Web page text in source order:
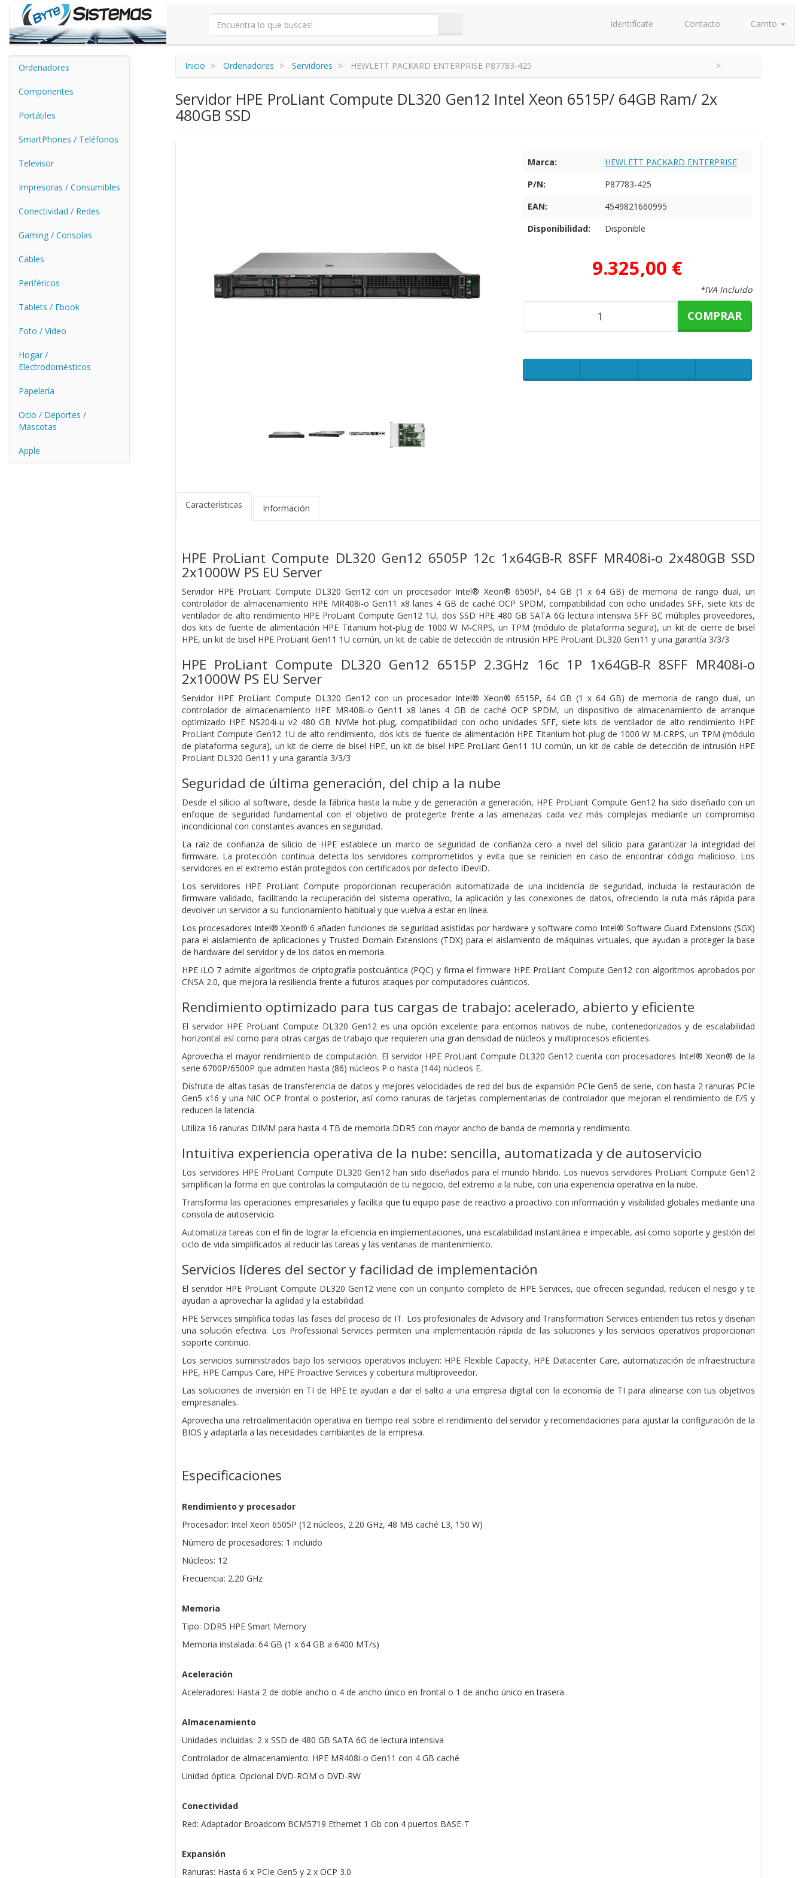
Identifícate Contacto Carrito
Ordenadores
Componentes
Portátiles
SmartPhones / Teléfonos
Televisor
Impresoras / Consumibles
Conectividad / Redes
Gaming / Consolas
Cables
Periféricos
Tablets / Ebook
Foto / Video
Hogar /
Electrodomésticos
Papelería
Ocio / Deportes /
Mascotas
Apple
Inicio Ordenadores Servidores HEWLETT PACKARD ENTERPRISE P87783-425
Servidor HPE ProLiant Compute DL320 Gen12 Intel Xeon 6515P/ 64GB Ram/ 2x
480GB SSD
Marca:
HEWLETT PACKARD ENTERPRISE
P/N:
P87783-425
EAN:
4549821660995
Disponibilidad:
Disponible
9.325,00 €
*IVA Incluido
COMPRAR
Características Información
HPE ProLiant Compute DL320 Gen12 6505P 12c 1x64GB‑R 8SFF MR408i‑o 2x480GB SSD
2x1000W PS EU Server
Servidor HPE ProLiant Compute DL320 Gen12 con un procesador Intel® Xeon® 6505P, 64 GB (1 x 64 GB) de memoria de rango dual, un
controlador de almacenamiento HPE MR408i-o Gen11 x8 lanes 4 GB de caché OCP SPDM, compatibilidad con ocho unidades SFF, siete kits de
ventilador de alto rendimiento HPE ProLiant Compute Gen12 1U, dos SSD HPE 480 GB SATA 6G lectura intensiva SFF BC múltiples proveedores,
dos kits de fuente de alimentación HPE Titanium hot-plug de 1000 W M-CRPS, un TPM (módulo de plataforma segura), un kit de cierre de bisel
HPE, un kit de bisel HPE ProLiant Gen11 1U común, un kit de cable de detección de intrusión HPE ProLiant DL320 Gen11 y una garantía 3/3/3
HPE ProLiant Compute DL320 Gen12 6515P 2.3GHz 16c 1P 1x64GB‑R 8SFF MR408i‑o
2x1000W PS EU Server
Servidor HPE ProLiant Compute DL320 Gen12 con un procesador Intel® Xeon® 6515P, 64 GB (1 x 64 GB) de memoria de rango dual, un
controlador de almacenamiento HPE MR408i-o Gen11 x8 lanes 4 GB de caché OCP SPDM, un dispositivo de almacenamiento de arranque
optimizado HPE NS204i-u v2 480 GB NVMe hot-plug, compatibilidad con ocho unidades SFF, siete kits de ventilador de alto rendimiento HPE
ProLiant Compute Gen12 1U de alto rendimiento, dos kits de fuente de alimentación HPE Titanium hot-plug de 1000 W M-CRPS, un TPM (módulo
de plataforma segura), un kit de cierre de bisel HPE, un kit de bisel HPE ProLiant Gen11 1U común, un kit de cable de detección de intrusión HPE
ProLiant DL320 Gen11 y una garantía 3/3/3
Seguridad de última generación, del chip a la nube
Desde el silicio al software, desde la fábrica hasta la nube y de generación a generación, HPE ProLiant Compute Gen12 ha sido diseñado con un
enfoque de seguridad fundamental con el objetivo de protegerte frente a las amenazas cada vez más complejas mediante un compromiso
incondicional con constantes avances en seguridad.
La raíz de confianza de silicio de HPE establece un marco de seguridad de confianza cero a nivel del silicio para garantizar la integridad del
firmware. La protección continua detecta los servidores comprometidos y evita que se reinicien en caso de encontrar código malicioso. Los
servidores en el extremo están protegidos con certificados por defecto IDevID.
Los servidores HPE ProLiant Compute proporcionan recuperación automatizada de una incidencia de seguridad, incluida la restauración de
firmware validado, facilitando la recuperación del sistema operativo, la aplicación y las conexiones de datos, ofreciendo la ruta más rápida para
devolver un servidor a su funcionamiento habitual y que vuelva a estar en línea.
Los procesadores Intel® Xeon® 6 añaden funciones de seguridad asistidas por hardware y software como Intel® Software Guard Extensions (SGX)
para el aislamiento de aplicaciones y Trusted Domain Extensions (TDX) para el aislamiento de máquinas virtuales, que ayudan a proteger la base
de hardware del servidor y de los datos en memoria.
HPE iLO 7 admite algoritmos de criptografía postcuántica (PQC) y firma el firmware HPE ProLiant Compute Gen12 con algoritmos aprobados por
CNSA 2.0, que mejora la resiliencia frente a futuros ataques por computadores cuánticos.
Rendimiento optimizado para tus cargas de trabajo: acelerado, abierto y eficiente
El servidor HPE ProLiant Compute DL320 Gen12 es una opción excelente para entornos nativos de nube, contenedorizados y de escalabilidad
horizontal así como para otras cargas de trabajo que requieren una gran densidad de núcleos y multiprocesos eficientes.
Aprovecha el mayor rendimiento de computación. El servidor HPE ProLiant Compute DL320 Gen12 cuenta con procesadores Intel® Xeon® de la
serie 6700P/6500P que admiten hasta (86) núcleos P o hasta (144) núcleos E.
Disfruta de altas tasas de transferencia de datos y mejores velocidades de red del bus de expansión PCIe Gen5 de serie, con hasta 2 ranuras PCIe
Gen5 x16 y una NIC OCP frontal o posterior, así como ranuras de tarjetas complementarias de controlador que mejoran el rendimiento de E/S y
reducen la latencia.
Utiliza 16 ranuras DIMM para hasta 4 TB de memoria DDR5 con mayor ancho de banda de memoria y rendimiento.
Intuitiva experiencia operativa de la nube: sencilla, automatizada y de autoservicio
Los servidores HPE ProLiant Compute DL320 Gen12 han sido diseñados para el mundo híbrido. Los nuevos servidores ProLiant Compute Gen12
simplifican la forma en que controlas la computación de tu negocio, del extremo a la nube, con una experiencia operativa en la nube.
Transforma las operaciones empresariales y facilita que tu equipo pase de reactivo a proactivo con información y visibilidad globales mediante una
consola de autoservicio.
Automatiza tareas con el fin de lograr la eficiencia en implementaciones, una escalabilidad instantánea e impecable, así como soporte y gestión del
ciclo de vida simplificados al reducir las tareas y las ventanas de mantenimiento.
Servicios líderes del sector y facilidad de implementación
El servidor HPE ProLiant Compute DL320 Gen12 viene con un conjunto completo de HPE Services, que ofrecen seguridad, reducen el riesgo y te
ayudan a aprovechar la agilidad y la estabilidad.
HPE Services simplifica todas las fases del proceso de IT. Los profesionales de Advisory and Transformation Services entienden tus retos y diseñan
una solución efectiva. Los Professional Services permiten una implementación rápida de las soluciones y los servicios operativos proporcionan
soporte continuo.
Los servicios suministrados bajo los servicios operativos incluyen: HPE Flexible Capacity, HPE Datacenter Care, automatización de infraestructura
HPE, HPE Campus Care, HPE Proactive Services y cobertura multiproveedor.
Las soluciones de inversión en TI de HPE te ayudan a dar el salto a una empresa digital con la economía de TI para alinearse con tus objetivos
empresariales.
Aprovecha una retroalimentación operativa en tiempo real sobre el rendimiento del servidor y recomendaciones para ajustar la configuración de la
BIOS y adaptarla a las necesidades cambiantes de la empresa.
Especificaciones
Rendimiento y procesador
Procesador: Intel Xeon 6505P (12 núcleos, 2.20 GHz, 48 MB caché L3, 150 W)
Número de procesadores: 1 incluido
Núcleos: 12
Frecuencia: 2.20 GHz
Memoria
Tipo: DDR5 HPE Smart Memory
Memoria instalada: 64 GB (1 x 64 GB a 6400 MT/s)
Aceleración
Aceleradores: Hasta 2 de doble ancho o 4 de ancho único en frontal o 1 de ancho único en trasera
Almacenamiento
Unidades incluidas: 2 x SSD de 480 GB SATA 6G de lectura intensiva
Controlador de almacenamiento: HPE MR408i-o Gen11 con 4 GB caché
Unidad óptica: Opcional DVD-ROM o DVD-RW
Conectividad
Red: Adaptador Broadcom BCM5719 Ethernet 1 Gb con 4 puertos BASE-T
Expansión
Ranuras: Hasta 6 x PCIe Gen5 y 2 x OCP 3.0